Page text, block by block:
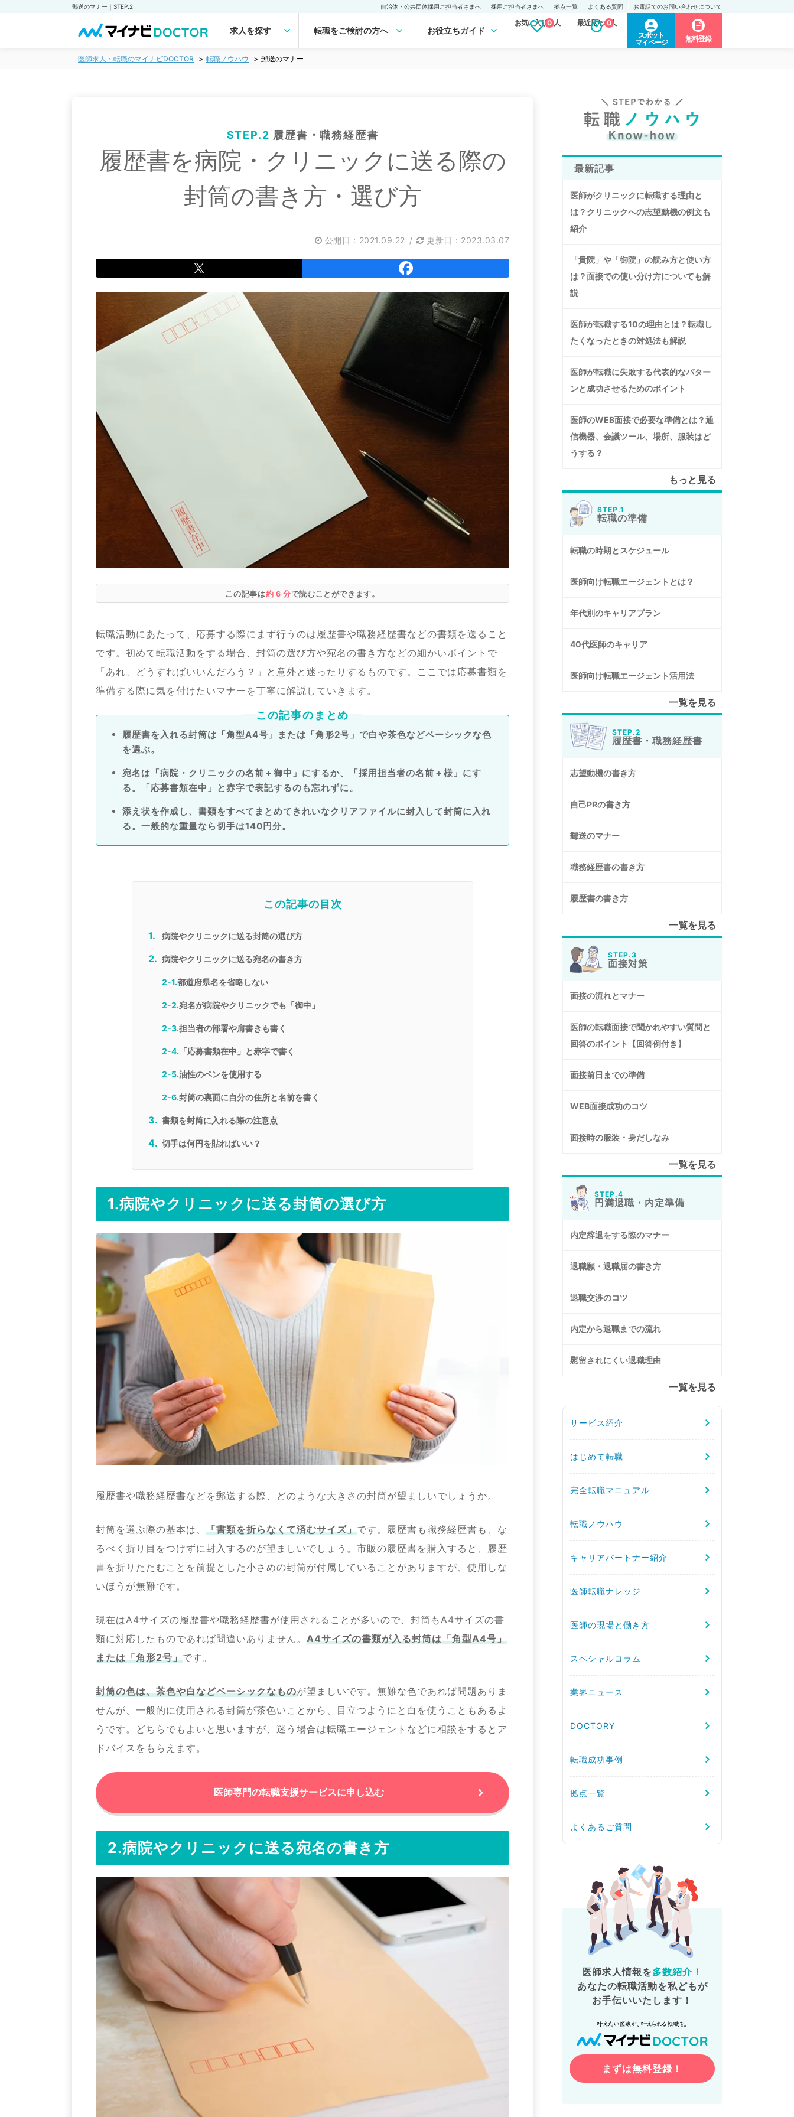
郵送のマナー｜STEP.2 自治体・公共団体採用ご担当者さまへ 採用ご担当者さまへ 拠点一覧 よくある質問 お電話でのお問い合わせについて
求人を探す 転職をご検討の方へ お役立ちガイド
お気に入り求人
0 最近見た求人
0
スポット
マイページ
無料登録
医師求人・転職のマイナビDOCTOR 転職ノウハウ 郵送のマナー
STEP.2 履歴書・職務経歴書
履歴書を病院・クリニックに送る際の
封筒の書き方・選び方
公開日： 2021.09.22 / 更新日：2023.03.07
この記事は約 6 分で読むことができます。
転職活動にあたって、応募する際にまず行うのは履歴書や職務経歴書などの書類を送ること
です。初めて転職活動をする場合、封筒の選び方や宛名の書き方などの細かいポイントで
「あれ、どうすればいいんだろう？」と意外と迷ったりするものです。ここでは応募書類を
準備する際に気を付けたいマナーを丁寧に解説していきます。
この記事のまとめ
履歴書を入れる封筒は「角型A4号」または「角形2号」で白や茶色などベーシックな色
を選ぶ。
宛名は「病院・クリニックの名前＋御中」にするか、「採用担当者の名前＋様」にす
る。「応募書類在中」と赤字で表記するのも忘れずに。
添え状を作成し、書類をすべてまとめてきれいなクリアファイルに封入して封筒に入れ
る。一般的な重量なら切手は140円分。
この記事の目次
病院やクリニックに送る封筒の選び方
病院やクリニックに送る宛名の書き方
2-1.都道府県名を省略しない
2-2.宛名が病院やクリニックでも「御中」
2-3.担当者の部署や肩書きも書く
2-4. 「応募書類在中」と赤字で書く
2-5.油性のペンを使用する
2-6.封筒の裏面に自分の住所と名前を書く
書類を封筒に入れる際の注意点
切手は何円を貼ればいい？
1.病院やクリニックに送る封筒の選び方
履歴書や職務経歴書などを郵送する際、どのような大きさの封筒が望ましいでしょうか。
封筒を選ぶ際の基本は、 「書類を折らなくて済むサイズ」です。履歴書も職務経歴書も、な
るべく折り目をつけずに封入するのが望ましいでしょう。市販の履歴書を購入すると、履歴
書を折りたたむことを前提とした小さめの封筒が付属していることがありますが、使用しな
いほうが無難です。
現在はA4サイズの履歴書や職務経歴書が使用されることが多いので、封筒もA4サイズの書
類に対応したものであれば間違いありません。 A4サイズの書類が入る封筒は「角型A4号」
または「角形2号」です。
封筒の色は、茶色や白などベーシックなものが望ましいです。無難な色であれば問題ありま
せんが、一般的に使用される封筒が茶色いことから、目立つようにと白を使うこともあるよ
うです。どちらでもよいと思いますが、迷う場合は転職エージェントなどに相談をするとア
ドバイスをもらえます。
医師専門の転職支援サービスに申し込む
2.病院やクリニックに送る宛名の書き方
最新記事
医師がクリニックに転職する理由と
は？クリニックへの志望動機の例文も
紹介
「貴院」や「御院」の読み方と使い方
は？面接での使い分け方についても解
説
医師が転職する10の理由とは？転職し
たくなったときの対処法も解説
医師が転職に失敗する代表的なパター
ンと成功させるためのポイント
医師のWEB面接で必要な準備とは？通
信機器、会議ツール、場所、服装はど
うする？
もっと見る
STEP.1
転職の準備
転職の時期とスケジュール
医師向け転職エージェントとは？
年代別のキャリアプラン
40代医師のキャリア
医師向け転職エージェント活用法
一覧を見る
STEP.2
履歴書・職務経歴書
志望動機の書き方
自己PRの書き方
郵送のマナー
職務経歴書の書き方
履歴書の書き方
一覧を見る
STEP.3
面接対策
面接の流れとマナー
医師の転職面接で聞かれやすい質問と
回答のポイント【回答例付き】
面接前日までの準備
WEB面接成功のコツ
面接時の服装・身だしなみ
一覧を見る
STEP.4
円満退職・内定準備
内定辞退をする際のマナー
退職願・退職届の書き方
退職交渉のコツ
内定から退職までの流れ
慰留されにくい退職理由
一覧を見る
サービス紹介
はじめて転職
完全転職マニュアル
転職ノウハウ
キャリアパートナー紹介
医師転職ナレッジ
医師の現場と働き方
スペシャルコラム
業界ニュース
DOCTORY
転職成功事例
拠点一覧
よくあるご質問
医師求人情報を多数紹介！
あなたの転職活動を私どもが
お手伝いいたします！
まずは無料登録！